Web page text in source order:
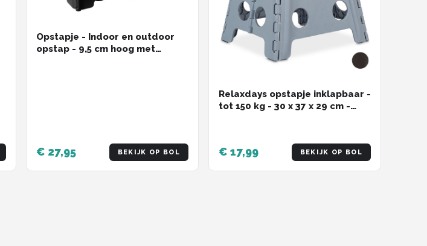
Opstapje - Indoor en outdoor
opstap - 9,5 cm hoog met
€ 27,95 BEKIJK OP BOL
Relaxdays opstapje inklapbaar -
tot 150 kg - 30 x 37 x 29 cm -
€ 17,99 BEKIJK OP BOL